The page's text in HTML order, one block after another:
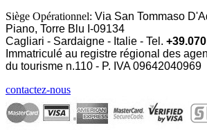
Siège Opérationnel: Via San Tommaso
Piano, Torre Blu I-09134
Cagliari - Sardaigne - Italie - Tel.
Immatriculé au registre régional des
du tourisme n.110 - P. IVA09642040969
contactez-nous